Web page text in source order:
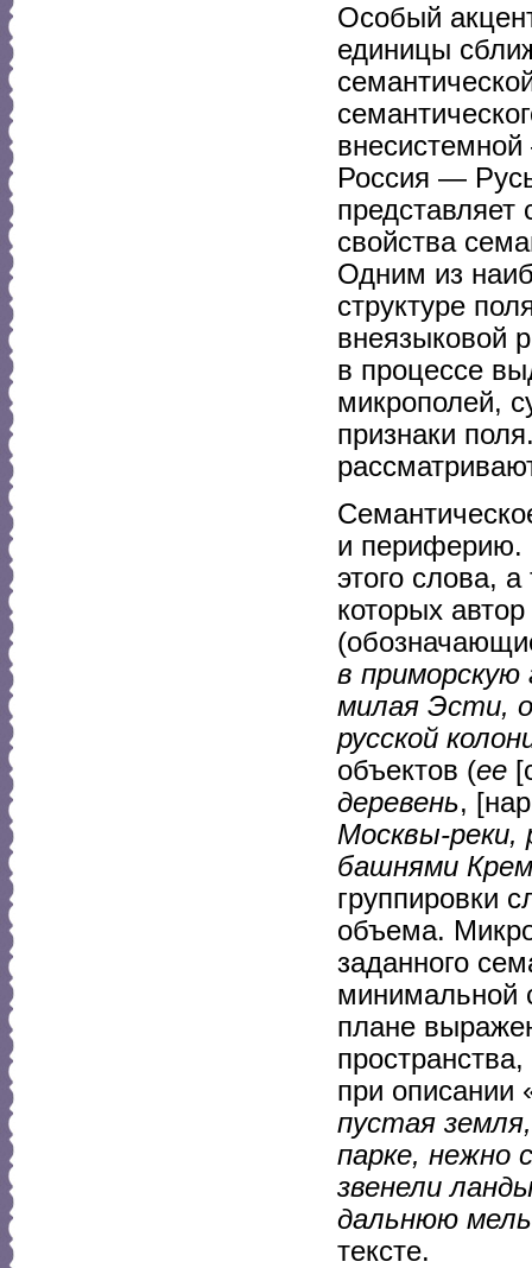
Особый
единицы
Россия —
представляет
свойства
Одним из
структуре
внеязыковой
в процессе
микрополей,
признаки
и периферию.
этого слова,
которых
в приморскую
милая Эсти,
русской
объектов (ее
деревень,
Москвы-реки,
башнями
группировки
объема.
заданного
минимальной
плане
при описании
пустая
парке, нежно
звенели
дальнюю
тексте.